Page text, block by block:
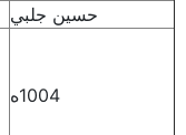
حسين جلبي
1004ه